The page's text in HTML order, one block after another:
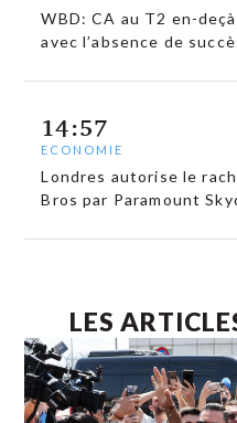
WBD: CA au T2 en-
avec l’absence de
14:57
ECONOMIE
Londres autorise le
Bros par Paramount
LES